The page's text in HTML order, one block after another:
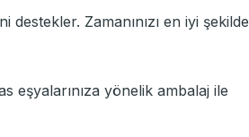
Zamanınızı en iyi şekilde
eşyalarınıza yönelik ambalaj ile